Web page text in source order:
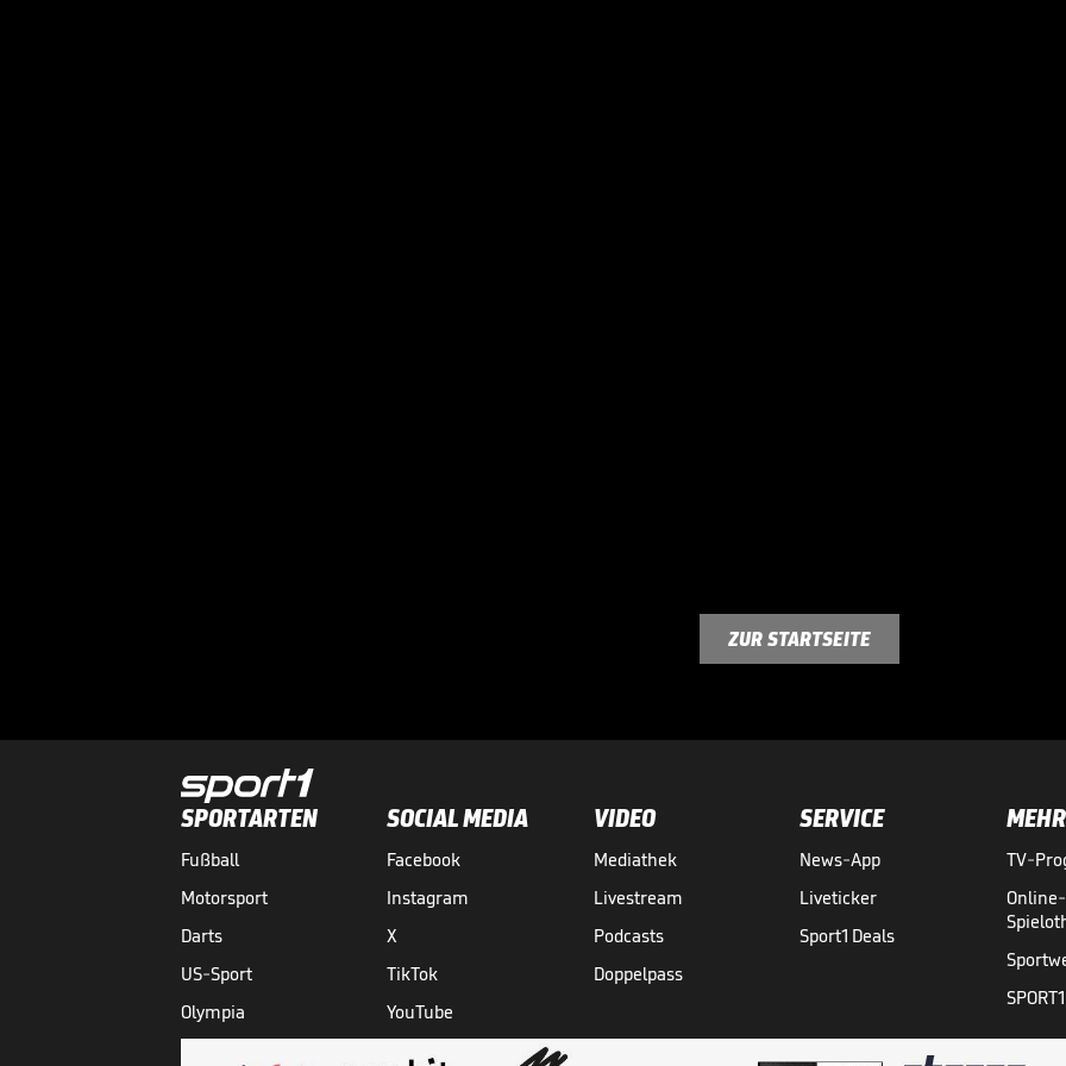
ZUR STARTSEITE
SPORTARTEN
Fußball
Motorsport
Darts
US-Sport
Olympia
SOCIAL MEDIA
Facebook
Instagram
X
TikTok
YouTube
VIDEO
Mediathek
Livestream
Podcasts
Doppelpass
SERVICE
News-App
Liveticker
Sport1 Deals
MEHR
TV-